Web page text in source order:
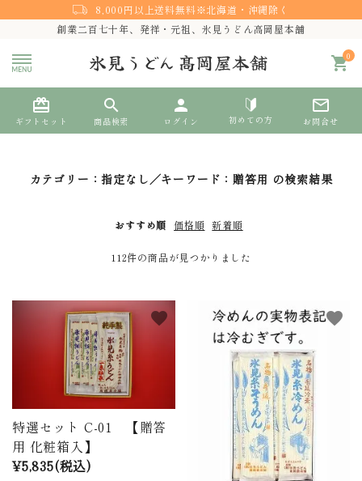
8,000円以上送料無料※北海道・沖縄除く
創業二百七十年、発祥・元祖、氷見うどん高岡屋本舗
0
shopping_cart
card_giftcard
ギフトセット
search
商品検索
person
ログイン 初めての方
mail_outline
お問合せ
search
ようこそ ゲスト 様
ログイン 新規会員登録
商品から探す
価格から探す
ご利用ガイド
カテゴリー：指定なし／キーワード：贈答用 の検索結果
おすすめ順 価格順 新着順
112件の商品が見つかりました
特選セット C-01 【贈答
用 化粧箱入】
¥5,835(税込)
favorite favorite